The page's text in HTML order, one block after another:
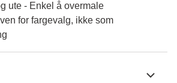
ute - Enkel å overmale
for fargevalg, ikke som